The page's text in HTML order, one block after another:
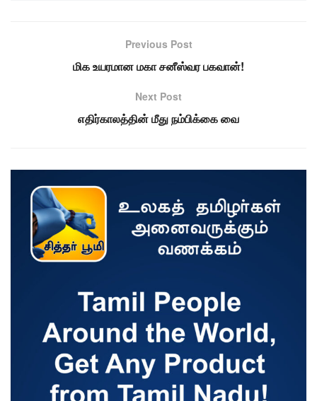
Previous Post
மிக உயரமான மகா சனீஸ்வர பகவான்!
Next Post
எதிர்காலத்தின் மீது நம்பிக்கை வை